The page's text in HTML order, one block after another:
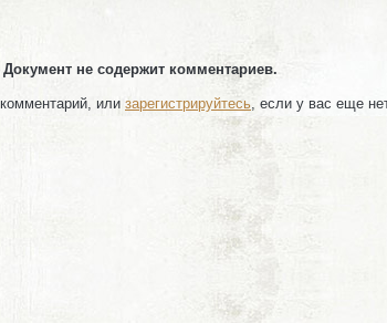
Документ не содержит комментариев.
или зарегистрируйтесь , если у вас еще